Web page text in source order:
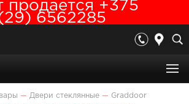
продается +375
6562285
— Двери стеклянные — Graddoor